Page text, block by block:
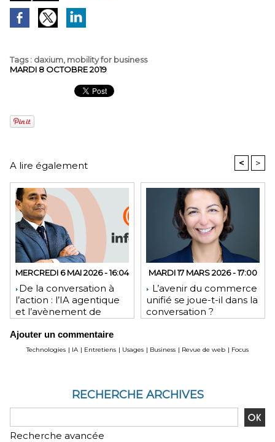
Tags: daxium, mobility for business
MARDI 8 OCTOBRE 2019
A lire également < >
MERCREDI 6 MAI 2026 - 16:04
​De la conversation à
l’action : l’IA agentique
et l’avènement de
MARDI 17 MARS 2026 - 17:00
L’avenir du commerce
unifié se joue-t-il dans la
conversation ?
Ajouter un commentaire
Technologies | IA | Entretiens | Usages | Business | Revue de web | Focus
RECHERCHE ARCHIVES
Recherche avancée